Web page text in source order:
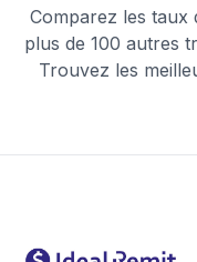
Comparez les
plus de 100 autres
Trouvez les